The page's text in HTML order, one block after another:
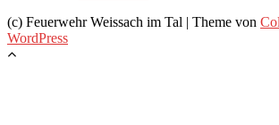
(c) Feuerwehr Weissach im Tal | Theme von
WordPress